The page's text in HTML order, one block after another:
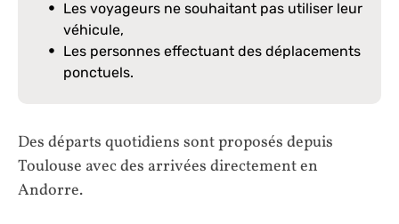
Les voyageurs ne souhaitant pas utiliser leur
véhicule,
Les personnes effectuant des déplacements
ponctuels.
Des départs quotidiens sont proposés depuis
Toulouse avec des arrivées directement en
Andorre.